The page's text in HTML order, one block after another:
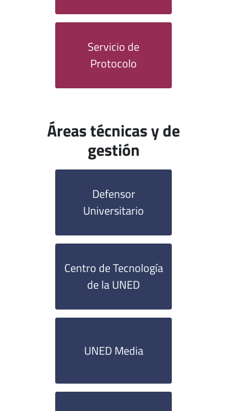
Servicio de
Protocolo
Áreas técnicas y de
gestión
Defensor
Universitario
Centro de Tecnología
de la UNED
UNED Media